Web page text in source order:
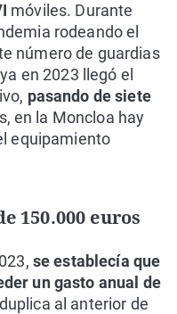
móviles. Durante
rodeando el
número de guardias
en 2023 llegó el
pasando de siete
en la Moncloa hay
equipamiento
150.000 euros
se establecía que
un gasto anual de
al anterior de